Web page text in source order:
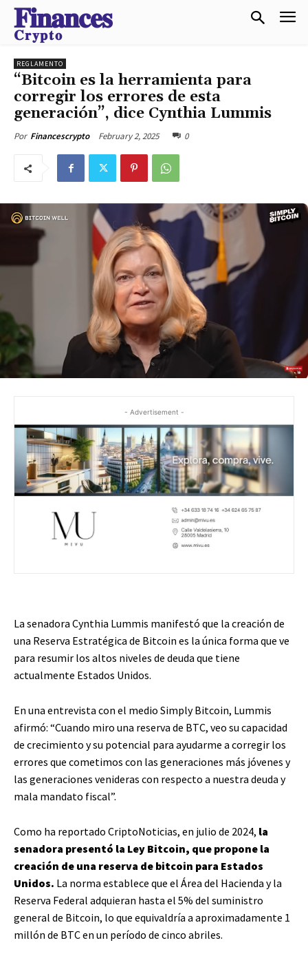
𝐅𝐢𝐧𝐚𝐧𝐜𝐞𝐬
𝐂𝐫𝐲𝐩𝐭𝐨
REGLAMENTO
“Bitcoin es la herramienta para
corregir los errores de esta
generación”, dice Cynthia Lummis
Por Financescrypto February 2, 2025 0
- Advertisement -
La senadora Cynthia Lummis manifestó que la creación de
una Reserva Estratégica de Bitcoin es la única forma que ve
para resumir los altos niveles de deuda que tiene
actualmente Estados Unidos.
En una entrevista con el medio Simply Bitcoin, Lummis
afirmó: “Cuando miro una reserva de BTC, veo su capacidad
de crecimiento y su potencial para ayudarme a corregir los
errores que cometimos con las generaciones más jóvenes y
las generaciones venideras con respecto a nuestra deuda y
mala mandato fiscal”.
Como ha reportado CriptoNoticias, en julio de 2024, la
senadora presentó la Ley Bitcoin, que propone la
creación de una reserva de bitcoin para Estados
Unidos. La norma establece que el Área del Hacienda y la
Reserva Federal adquieran hasta el 5% del suministro
general de Bitcoin, lo que equivaldría a aproximadamente 1
millón de BTC en un período de cinco abriles.